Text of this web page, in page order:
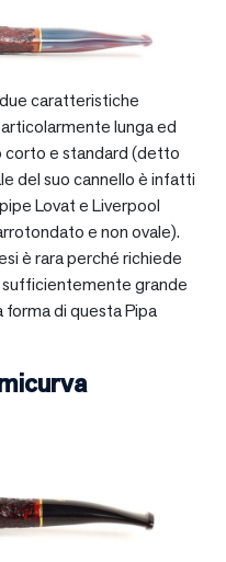
caratteristiche
lunga ed
corto e standard (detto
del suo cannello è infatti
Lovat e Liverpool
e non ovale).
è rara perché richiede
sufficientemente grande
forma di questa Pipa